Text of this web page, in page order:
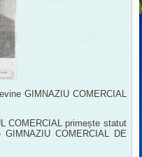
GIMNAZIU COMERCIAL
COMERCIAL primește statut
COMERCIAL DE